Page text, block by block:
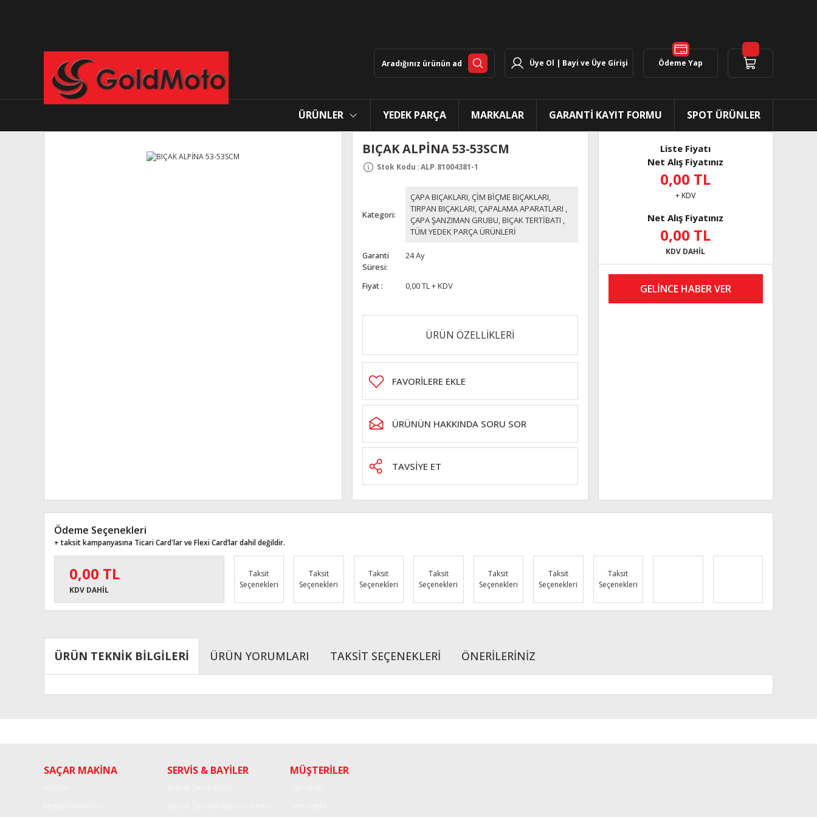
Üye Ol | Bayi ve Üye Girişi Ödeme Yap
ÜRÜNLER YEDEK PARÇA MARKALAR GARANTİ KAYIT FORMU SPOT ÜRÜNLER
BIÇAK ALPİNA 53-53SCM
Stok Kodu :ALP.81004381-1
Kategori
ÇAPA BIÇAKLARI, ÇİM BİÇME BIÇAKLARI,
TIRPAN BIÇAKLARI, ÇAPALAMA APARATLARI ,
ÇAPA ŞANZIMAN GRUBU, BIÇAK TERTİBATI ,
TÜM YEDEK PARÇA ÜRÜNLERİ
Garanti
Süresi
24 Ay
Fiyat 0,00 TL + KDV
ÜRÜN ÖZELLİKLERİ
ÜRÜNÜN HAKKINDA SORU SOR
TAVSİYE ET
Liste Fiyatı
Net Alış Fiyatınız
0,00 TL
+ KDV
Net Alış Fiyatınız
0,00 TL
KDV DAHİL
GELİNCE HABER VER
Ödeme Seçenekleri
+ taksit kampanyasına Ticari Card'lar ve Flexi Card’lar dahil değildir.
0,00 TL
KDV DAHİL
Taksit
Seçenekleri
Taksit
Seçenekleri
Taksit
Seçenekleri
Taksit
Seçenekleri
Taksit
Seçenekleri
Taksit
Seçenekleri
Taksit
Seçenekleri
ÜRÜN TEKNİK BİLGİLERİ ÜRÜN YORUMLARI TAKSİT SEÇENEKLERİ ÖNERİLERİNİZ
Ürün açıklamasında eksik bilgiler bulunuyor.
SAÇAR MAKİNA SERVİS & BAYİLER MÜŞTERİLER